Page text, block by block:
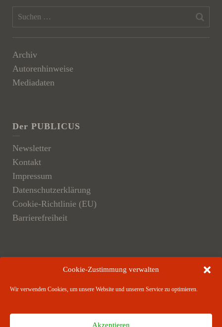
Cookie-Zustimmung verwalten
Wir verwenden Cookies, um unsere Website und unseren Service zu optimieren.
Akzeptieren
Archiv
Autorenhinweise
Mediadaten
Der PUBLICUS
Newsletter
Kontakt
Impressum
Datenschutzerklärung
Cookie-Richtlinie (EU)
Barrierefreiheit